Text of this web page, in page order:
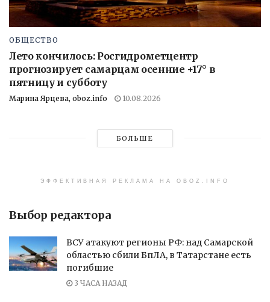
ОБЩЕСТВО
Лето кончилось: Росгидрометцентр
прогнозирует самарцам осенние +17° в
пятницу и субботу
Марина Ярцева, oboz.info 10.08.2026
БОЛЬШЕ
ЭФФЕКТИВНАЯ РЕКЛАМА НА OBOZ.INFO
Выбор редактора
ВСУ атакуют регионы РФ: над Самарской
областью сбили БпЛА, в Татарстане есть
погибшие
3 ЧАСА НАЗАД